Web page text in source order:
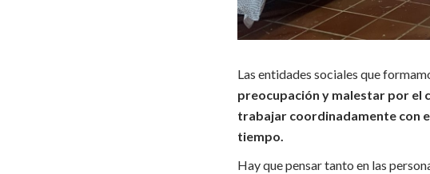
Las entidades sociales que
preocupación y malestar por el
trabajar coordinadamente con
tiempo.
Hay que pensar tanto en las